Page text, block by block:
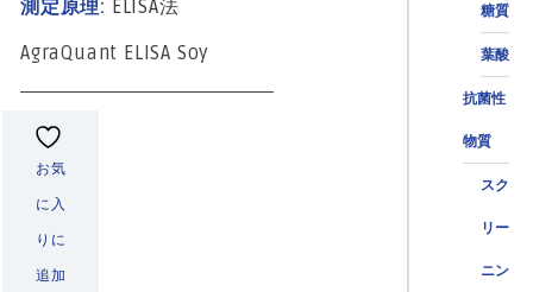
糖質
葉酸
抗菌性
物質
スク
リー
ニン
測定原理: ELISA法
AgraQuant ELISA Soy
お気
に入
りに
追加